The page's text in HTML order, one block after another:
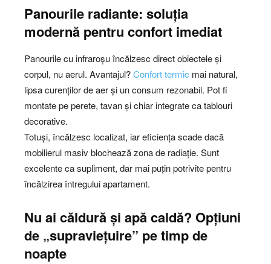
Panourile radiante: soluția
modernă pentru confort imediat
Panourile cu infraroșu încălzesc direct obiectele și
corpul, nu aerul. Avantajul?Confort termic mai natural,
lipsa curenților de aer și un consum rezonabil. Pot fi
montate pe perete, tavan și chiar integrate ca tablouri
decorative.
Totuși, încălzesc localizat, iar eficiența scade dacă
mobilierul masiv blochează zona de radiație. Sunt
excelente ca supliment, dar mai puțin potrivite pentru
încălzirea întregului apartament.
Nu ai căldură și apă caldă? Opțiuni
de „supraviețuire” pe timp de
noapte